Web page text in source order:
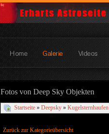
Home Galerie Videos
Fotos von Deep Sky Objekten
Startseite » Deepsky » Kugelsternhaufen
Zurück zur Kategorieübersicht